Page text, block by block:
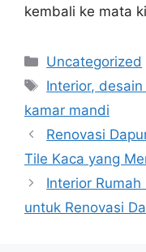
kembali ke mata
Categories
Uncategorized
Tags
Interior,
kamar mandi
Renovasi
Tile Kaca yang
Interior
untuk Renovasi